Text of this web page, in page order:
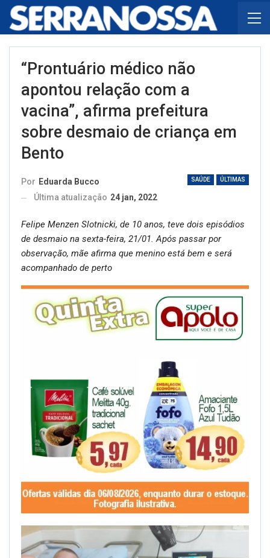
“Prontuário médico não
apontou relação com a
vacina”, afirma prefeitura
sobre desmaio de criança em
Bento
SAÚDE ÚLTIMAS
Por Eduarda Bucco
Última atualização 24 jan, 2022
Felipe Menzen Slotnicki, de 10 anos, teve dois episódios
de desmaio na sexta-feira, 21/01. Após passar por
observação, mãe afirma que menino está bem e será
acompanhado de perto